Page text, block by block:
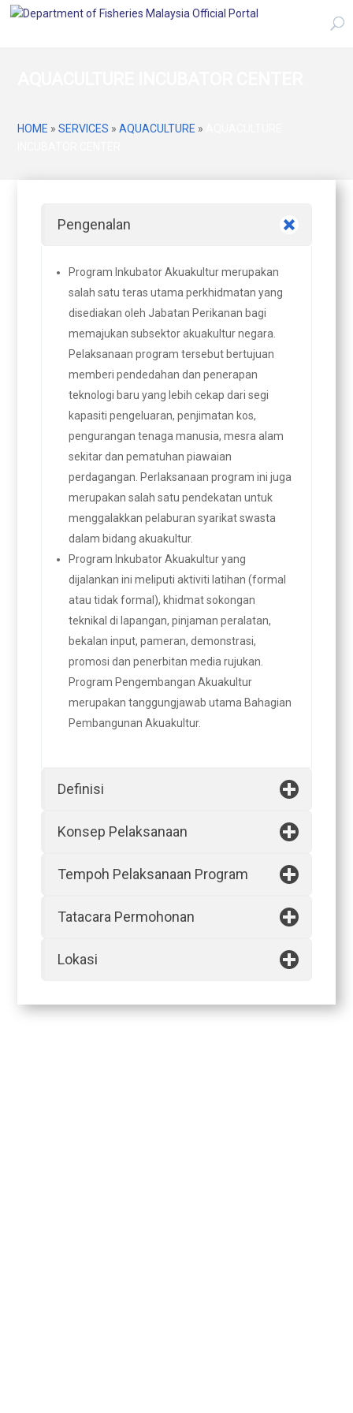
HOME »SERVICES »AQUACULTURE »
Pengenalan
Program Inkubator Akuakultur merupakan
salah satu teras utama perkhidmatan yang
disediakan oleh Jabatan Perikanan bagi
memajukan subsektor akuakultur negara.
Pelaksanaan program tersebut bertujuan
memberi pendedahan dan penerapan
teknologi baru yang lebih cekap dari segi
kapasiti pengeluaran, penjimatan kos,
pengurangan tenaga manusia, mesra alam
sekitar dan pematuhan piawaian
perdagangan. Perlaksanaan program ini juga
merupakan salah satu pendekatan untuk
menggalakkan pelaburan syarikat swasta
dalam bidang akuakultur.
Program Inkubator Akuakultur yang
dijalankan ini meliputi aktiviti latihan (formal
atau tidak formal), khidmat sokongan
teknikal di lapangan, pinjaman peralatan,
bekalan input, pameran, demonstrasi,
promosi dan penerbitan media rujukan.
Program Pengembangan Akuakultur
merupakan tanggungjawab utama Bahagian
Pembangunan Akuakultur.
Definisi
Konsep Pelaksanaan
Tempoh Pelaksanaan Program
Tatacara Permohonan
Lokasi